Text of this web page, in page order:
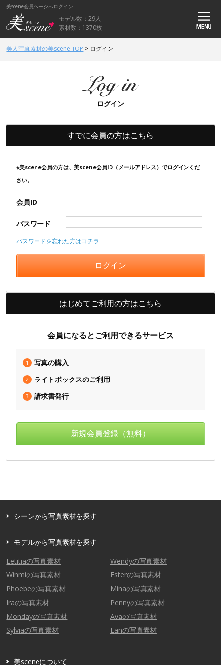
美scene会員ページへログイン
モデル数：29人
素材数：1370枚
美人写真素材の美scene TOP > ログイン
ログイン
すでに会員の方はこちら
※美scene会員の方は、美scene会員ID（メールアドレス）でログインくだ
さい。
会員ID
パスワード
パスワードを忘れた方はコチラ
はじめてご利用の方はこちら
会員になるとご利用できるサービス
1 写真の購入
2 ライトボックスのご利用
3 請求書発行
新規会員登録（無料）
シーンから写真素材を探す
モデルから写真素材を探す
Letitiaの写真素材
Wendyの写真素材
Winmiの写真素材
Esterの写真素材
Phoebeの写真素材
Minaの写真素材
Iraの写真素材
Pennyの写真素材
Mondayの写真素材
Avaの写真素材
Sylviaの写真素材
Lanの写真素材
美sceneについて